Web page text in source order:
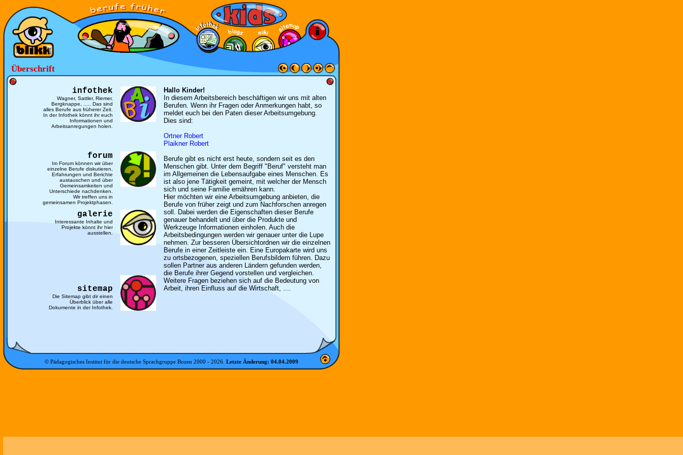
Überschrift
infothek
Wagner, Sattler, Riemer,
Bergknappe, ..... Das sind
alles Berufe aus früherer Zeit.
In der Infothek könnt ihr euch
Informationen und
Arbeitsanregungen holen.
Hallo Kinder!
In diesem Arbeitsbereich beschäftigen wir uns mit alten
Berufen. Wenn ihr Fragen oder Anmerkungen habt, so
meldet euch bei den Paten dieser Arbeitsumgebung.
Dies sind:
Ortner Robert
Plaikner Robert
Berufe gibt es nicht erst heute, sondern seit es den
Menschen gibt. Unter dem Begriff "Beruf" versteht man
im Allgemeinen die Lebensaufgabe eines Menschen. Es
ist also jene Tätigkeit gemeint, mit welcher der Mensch
sich und seine Familie ernähren kann.
Hier möchten wir eine Arbeitsumgebung anbieten, die
Berufe von früher zeigt und zum Nachforschen anregen
soll. Dabei werden die Eigenschaften dieser Berufe
genauer behandelt und über die Produkte und
Werkzeuge Informationen einholen. Auch die
Arbeitsbedingungen werden wir genauer unter die Lupe
nehmen. Zur besseren Übersichtordnen wir die einzelnen
Berufe in einer Zeitleiste ein. Eine Europakarte wird uns
zu ortsbezogenen, speziellen Berufsbildern führen. Dazu
sollen Partner aus anderen Ländern gefunden werden,
die Berufe ihrer Gegend vorstellen und vergleichen.
Weitere Fragen beziehen sich auf die Bedeutung von
Arbeit, ihren Einfluss auf die Wirtschaft, ....
forum
Im Forum können wir über
einzelne Berufe diskutieren,
Erfahrungen und Berichte
austauschen und über
Gemeinsamkeiten und
Unterschiede nachdenken.
Wir treffen uns in
gemeinsamen Projektphasen.
galerie
Interessante Inhalte und
Projekte könnt ihr hier
ausstellen.
sitemap
Die Sitemap gibt dir einen
Überblick über alle
Dokumente in der Infothek.
© Pädagogisches Institut für die deutsche Sprachgruppe Bozen 2000 - 2026 Letzte Änderung: 04.04.2009